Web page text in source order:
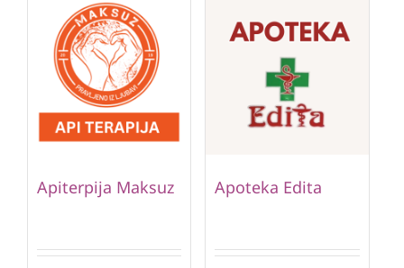
Apiterpija Maksuz Apoteka Edita